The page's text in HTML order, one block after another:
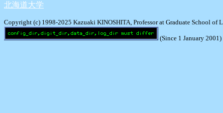
北海道大学
Copyright (c) 1998-2025 Kazuaki KINOSHITA, Professor at Graduate School of
(Since 1 January 2001)